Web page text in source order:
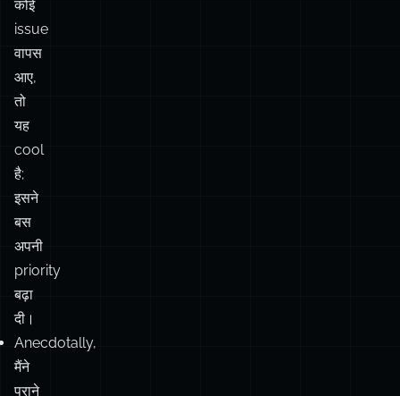
तो
यह
cool
है;
इसने
बस
अपनी
priority
बढ़ा
दी।
Anecdotally,
मैंने
पुराने
और
incomplete
टिकटों